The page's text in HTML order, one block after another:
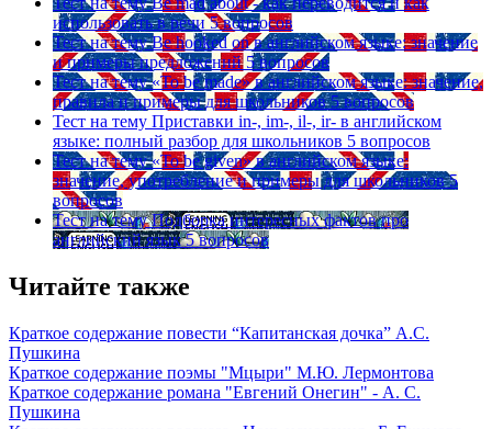
использовать в речи 5 вопросов
Тест на тему Be hooked on в английском языке: значение
и примеры предложений 5 вопросов
Тест на тему «To be made» в английском языке: значение,
правила и примеры для школьников 5 вопросов
Тест на тему Приставки in-, im-, il-, ir- в английском
языке: полный разбор для школьников 5 вопросов
Тест на тему «To be given» в английском языке:
значение, употребление и примеры для школьников 5
вопросов
Тест на тему Подборка интересных фактов про
английский язык 5 вопросов
Читайте также
Краткое содержание повести “Капитанская дочка” А.С.
Пушкина
Краткое содержание поэмы "Мцыри" М.Ю. Лермонтова
Краткое содержание романа "Евгений Онегин" - А. С.
Пушкина